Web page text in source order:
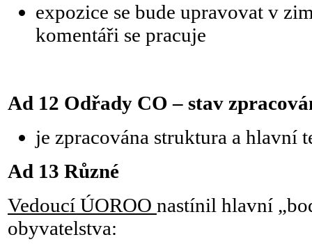
expozice se bude upravovat v
komentáři se pracuje
Ad 12 Odřady CO – stav
je zpracována struktura a hlavní
Ad 13 Různé
Vedoucí ÚOROO nastínil hlavní
obyvatelstva: